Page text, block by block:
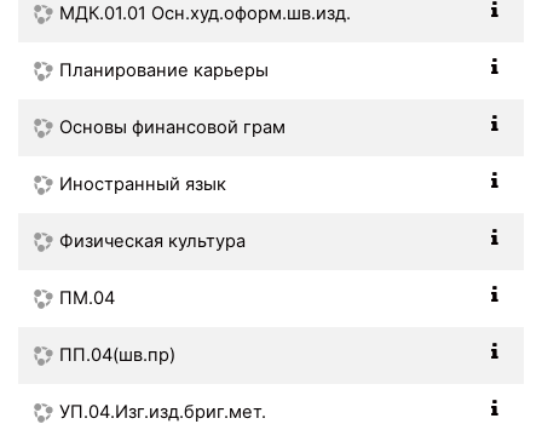
МДК.01.01 Осн.худ.оформ.шв.изд.
Планирование карьеры
Основы финансовой грам
Иностранный язык
Физическая культура
ПМ.04
ПП.04(шв.пр)
УП.04.Изг.изд.бриг.мет.